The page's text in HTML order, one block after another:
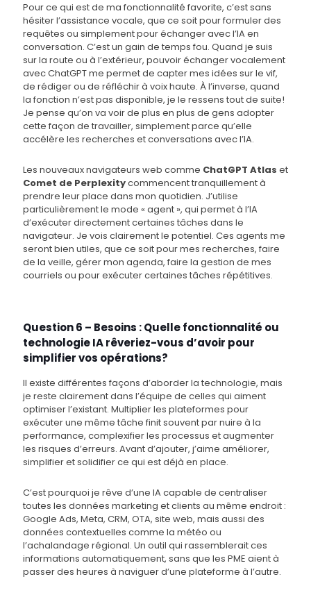
Pour ce qui est de ma fonctionnalité favorite, c’est sans
hésiter l’assistance vocale, que ce soit pour formuler des
requêtes ou simplement pour échanger avec l’IA en
conversation. C’est un gain de temps fou. Quand je suis
sur la route ou à l’extérieur, pouvoir échanger vocalement
avec ChatGPT me permet de capter mes idées sur le vif,
de rédiger ou de réfléchir à voix haute. À l’inverse, quand
la fonction n’est pas disponible, je le ressens tout de suite!
Je pense qu’on va voir de plus en plus de gens adopter
cette façon de travailler, simplement parce qu’elle
accélère les recherches et conversations avec l’IA.
Les nouveaux navigateurs web comme ChatGPT Atlas et
Comet de Perplexitycommencent tranquillement à
prendre leur place dans mon quotidien. J’utilise
particulièrement le mode « agent », qui permet à l’IA
d’exécuter directement certaines tâches dans le
navigateur. Je vois clairement le potentiel. Ces agents me
seront bien utiles, que ce soit pour mes recherches, faire
de la veille, gérer mon agenda, faire la gestion de mes
courriels ou pour exécuter certaines tâches répétitives.
Question 6 – Besoins : Quelle fonctionnalité ou
technologie IA rêveriez-vous d’avoir pour
simplifier vos opérations?
Il existe différentes façons d’aborder la technologie, mais
je reste clairement dans l’équipe de celles qui aiment
optimiser l’existant. Multiplier les plateformes pour
exécuter une même tâche finit souvent par nuire à la
performance, complexifier les processus et augmenter
les risques d’erreurs. Avant d’ajouter, j’aime améliorer,
simplifier et solidifier ce qui est déjà en place.
C’est pourquoi je rêve d’une IA capable de centraliser
toutes les données marketing et clients au même endroit :
Google Ads, Meta, CRM, OTA, site web, mais aussi des
données contextuelles comme la météo ou
l’achalandage régional. Un outil qui rassemblerait ces
informations automatiquement, sans que les PME aient à
passer des heures à naviguer d’une plateforme à l’autre.